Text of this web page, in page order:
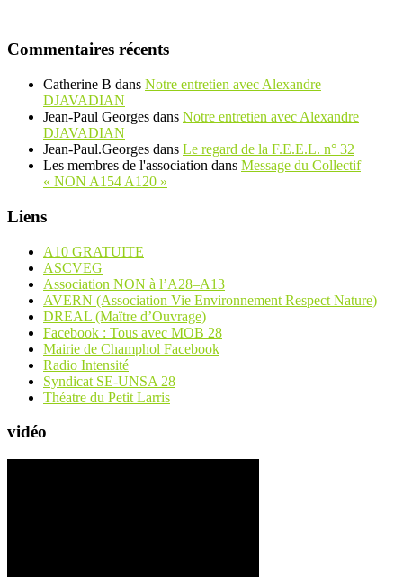
Commentaires récents
Catherine B dans Notre entretien avec Alexandre
DJAVADIAN
Jean-Paul Georges dans Notre entretien avec Alexandre
DJAVADIAN
Jean-Paul.Georges dans Le regard de la F.E.E.L. n° 32
Les membres de l'association dans Message du Collectif
« NON A154 A120 »
Liens
A10 GRATUITE
ASCVEG
Association NON à l’A28–A13
AVERN (Association Vie Environnement Respect Nature)
DREAL (Maïtre d’Ouvrage)
Facebook : Tous avec MOB 28
Mairie de Champhol Facebook
Radio Intensité
Syndicat SE-UNSA 28
Théatre du Petit Larris
vidéo